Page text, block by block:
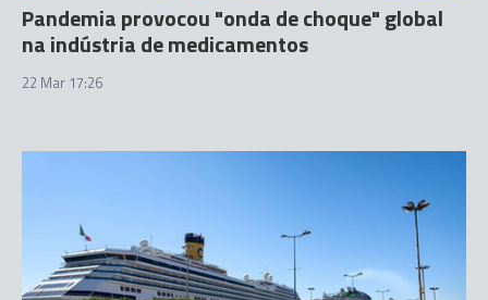
Pandemia provocou "onda de choque" global
na indústria de medicamentos
22 Mar 17:26